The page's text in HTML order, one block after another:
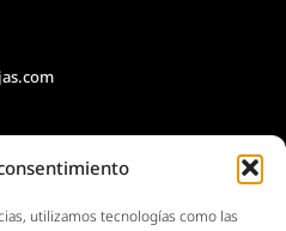
utilizamos tecnologías como las